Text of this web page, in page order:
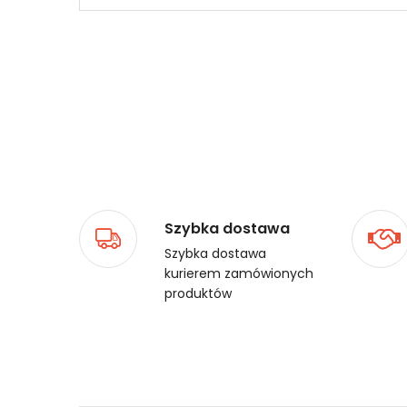
Szybka dostawa
Szybka dostawa
kurierem zamówionych
produktów